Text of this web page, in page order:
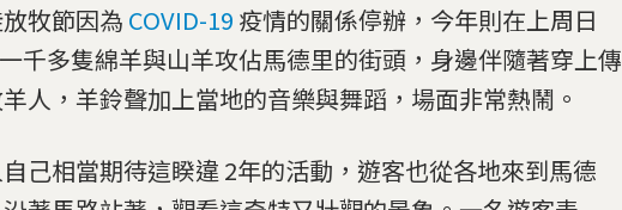
牧節因為 COVID-19 疫情的關係停辦，今年則在上周日
千多隻綿羊與山羊攻佔馬德里的街頭，身邊伴隨著穿上傳
人，羊鈴聲加上當地的音樂與舞蹈，場面非常熱鬧。
己相當期待這睽違 2年的活動，遊客也從各地來到馬德